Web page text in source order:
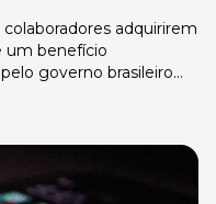
adquirirem
um benefício
governo brasileiro
O objetivo do vale-
humanidades,